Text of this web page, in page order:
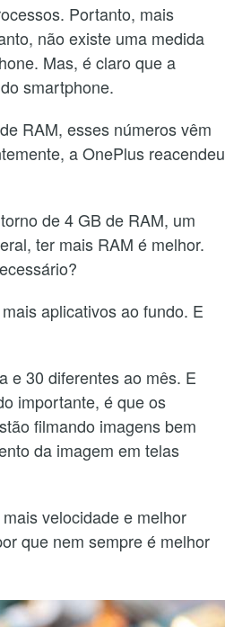
Portanto, mais
não existe uma medida
Mas, é claro que a
smartphone.
RAM, esses números vêm
a OnePlus reacendeu
de 4 GB de RAM, um
ter mais RAM é melhor.
aplicativos ao fundo. E
e 30 diferentes ao mês. E
importante, é que os
filmando imagens bem
da imagem em telas
velocidade e melhor
que nem sempre é melhor